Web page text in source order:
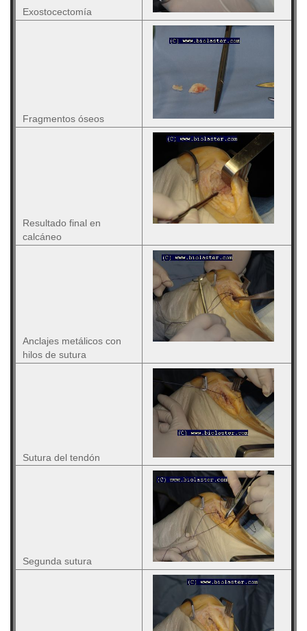
Exostocectomía
Fragmentos óseos
Resultado final en
calcáneo
Anclajes metálicos con
hilos de sutura
Sutura del tendón
Segunda sutura